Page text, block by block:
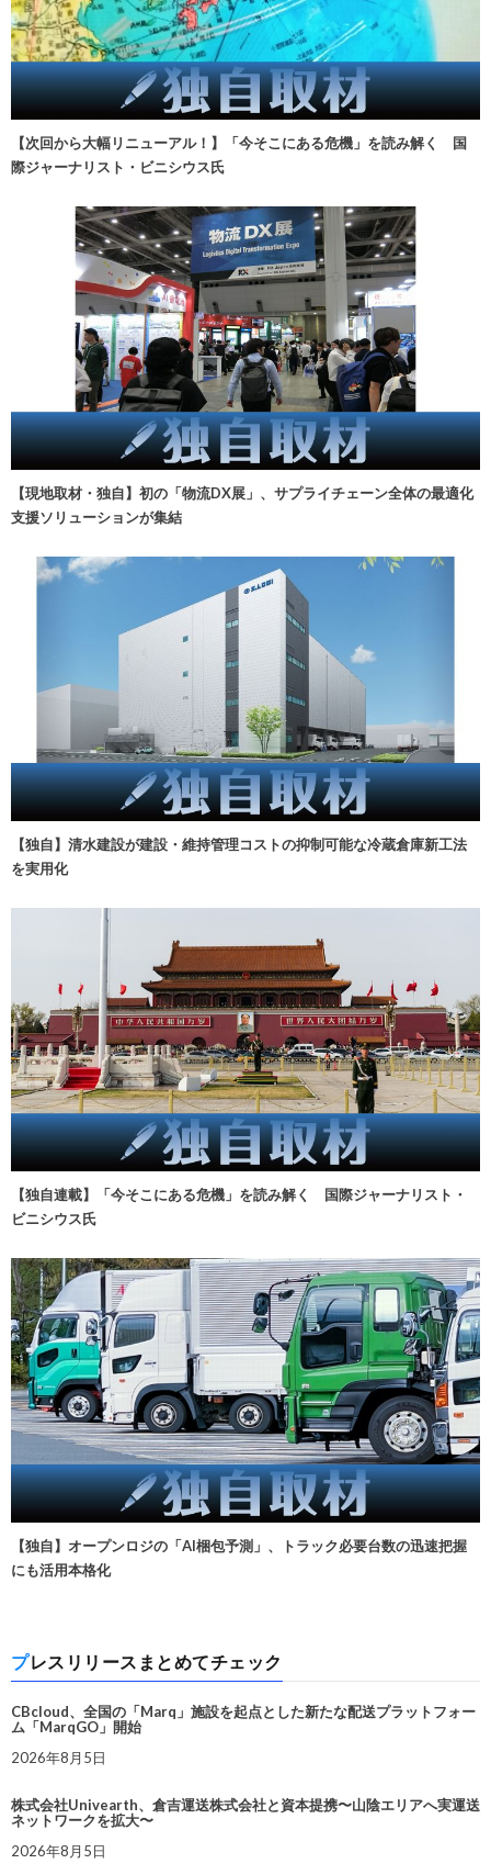
【次回から大幅リニューアル！】「今そこにある危機」を読み解く 国
際ジャーナリスト・ビニシウス氏
【現地取材・独自】初の「物流DX展」、サプライチェーン全体の最適化
支援ソリューションが集結
【独自】清水建設が建設・維持管理コストの抑制可能な冷蔵倉庫新工法
を実用化
【独自連載】「今そこにある危機」を読み解く 国際ジャーナリスト・
ビニシウス氏
【独自】オープンロジの「AI梱包予測」、トラック必要台数の迅速把握
にも活用本格化
プレスリリースまとめてチェック
CBcloud、全国の「Marq」施設を起点とした新たな配送プラットフォー
ム「MarqGO」開始
2026年8月5日
株式会社Univearth、倉吉運送株式会社と資本提携〜山陰エリアへ実運送
ネットワークを拡大〜
2026年8月5日